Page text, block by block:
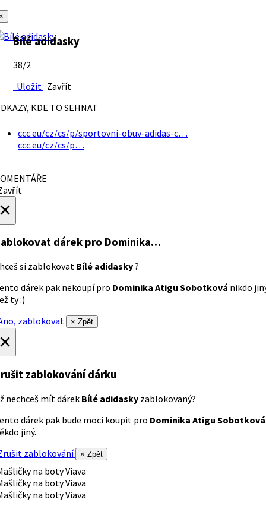
Bílé adidasky
38/2
Uložit Zavřít
KDE TO SEHNAT
ccc.eu/cz/cs/p/sportovni-obuv-adidas-c…
ccc.eu/cz/cs/p…
dárek pro Dominika…
si zablokovat Bílé adidasky?
dárek pak nekoupí pro Dominika Atigu Sobotková nikdo
ty :)
zablokovat
× Zpět
zablokování dárku
nechceš mít dárek Bílé adidasky zablokovaný?
dárek pak bude moci koupit pro Dominika Atigu Sobotková
jiný.
zablokování
× Zpět